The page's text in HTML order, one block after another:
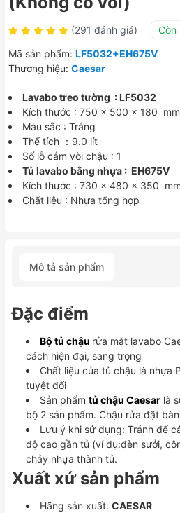
(291 đánh giá)
Còn
Mã sản phẩm: LF5032+EH675V
Thương hiệu: Caesar
Lavabo treo tường : LF5032
Kích thước : 750 x 500 x 180 mm
Màu sắc : Trắng
Thể tích ：9.0 lít
Số lỗ cắm vòi chậu : 1
Tủ lavabo bằng nhựa : EH675V
Kích thước : 730 × 480 × 350 mm
Chất liệu : Nhựa tổng hợp
Mô tả sản phẩm
Đặc điểm
Bộ tủ chậu rửa mặt lavabo
cách hiện đại, sang trọng
Chất liệu của tủ chậu là nhựa
tuyệt đối
Sản phẩm tủ chậu Caesar là
bộ 2 sản phẩm. Chậu rửa đặt
Lưu ý khi sử dụng: Tránh để
độ cao gần tủ (ví dụ:đèn sưởi,
chảy nhựa thành tủ.
Xuất xứ sản phẩm
Hãng sản xuất: CAESAR